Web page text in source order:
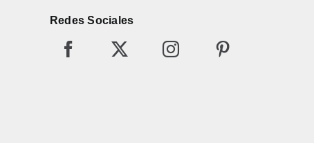
Redes Sociales